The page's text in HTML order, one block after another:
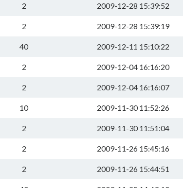
2 2009-12-28 15:39:52
2 2009-12-28 15:39:19
40 2009-12-11 15:10:22
2 2009-12-04 16:16:20
2 2009-12-04 16:16:07
10 2009-11-30 11:52:26
2 2009-11-30 11:51:04
2 2009-11-26 15:45:16
2 2009-11-26 15:44:51